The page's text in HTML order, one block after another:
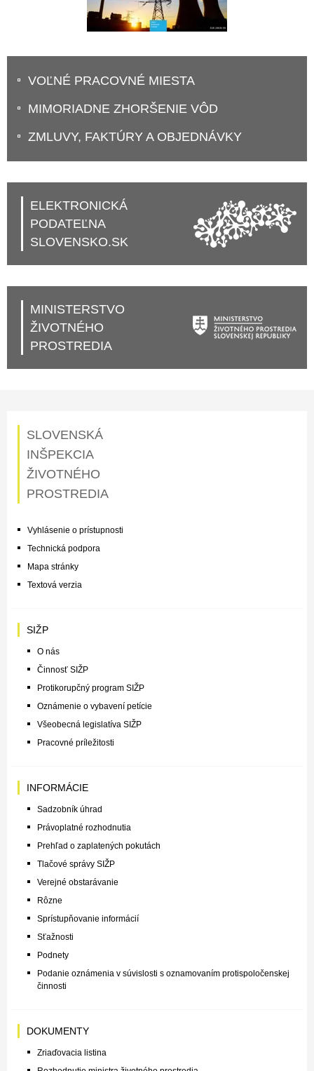
VOĽNÉ PRACOVNÉ MIESTA
MIMORIADNE ZHORŠENIE VÔD
ZMLUVY, FAKTÚRY A OBJEDNÁVKY
ELEKTRONICKÁ
PODATEĽNA
SLOVENSKO.SK
MINISTERSTVO
ŽIVOTNÉHO
PROSTREDIA
SLOVENSKÁ
INŠPEKCIA
ŽIVOTNÉHO
PROSTREDIA
Vyhlásenie o prístupnosti
Technická podpora
Mapa stránky
Textová verzia
SIŽP
O nás
Činnosť SIŽP
Protikorupčný program SIŽP
Oznámenie o vybavení petície
Všeobecná legislatíva SIŽP
Pracovné príležitosti
INFORMÁCIE
Sadzobník úhrad
Právoplatné rozhodnutia
Prehľad o zaplatených pokutách
Tlačové správy SIŽP
Verejné obstarávanie
Rôzne
Sprístupňovanie informácií
Sťažnosti
Podnety
Podanie oznámenia v súvislosti s oznamovaním protispoločenskej
činnosti
DOKUMENTY
Zriaďovacia listina